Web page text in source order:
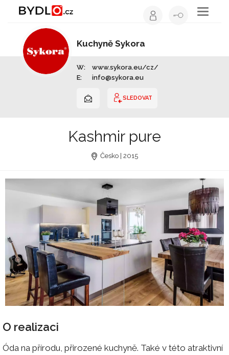
Toggle
Kuchyně Sykora
W:
www.sykora.eu/cz/
E:
info@sykora.eu
SLEDOVAT
Kashmir pure
Česko | 2015
O realizaci
Óda na přírodu, přirozené kuchyně. Také v této atraktivní